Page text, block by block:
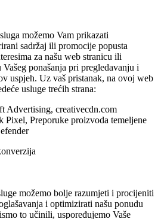
možemo Vam prikazati
sadržaj ili promocije popusta
za našu web stranicu ili
ponašanja pri pregledavanju i
uspjeh. Uz vaš pristanak, na ovoj web
usluge trećih strana:
Advertising, creativecdn.com
Pixel, Preporuke proizvoda temeljene
možemo bolje razumjeti i procijeniti
i optimizirati našu ponudu
to učinili, uspoređujemo Vaše